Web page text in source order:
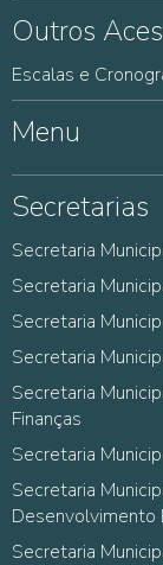
Outros
Escalas e
Menu
Secretarias
Secretaria
Secretaria
Secretaria
Secretaria
Secretaria
Finanças
Secretaria
Secretaria
Desenvolvimento
Secretaria